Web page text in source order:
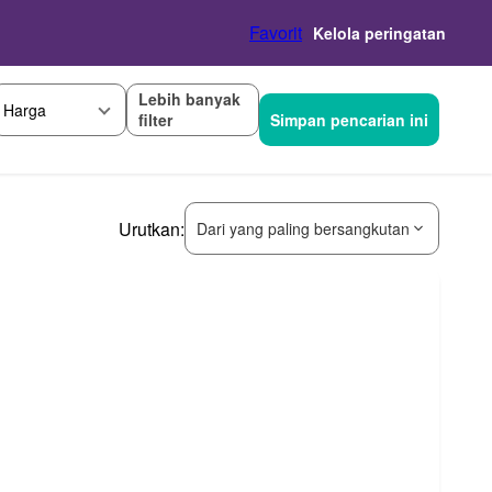
Favorit Kelola peringatan
Harga
Lebih banyak
filter
Simpan pencarian ini
Urutkan: Dari yang paling bersangkutan